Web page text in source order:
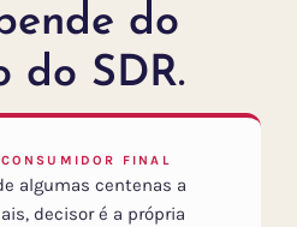
do
do SDR.
FINAL
algumas centenas a
decisor é a própria